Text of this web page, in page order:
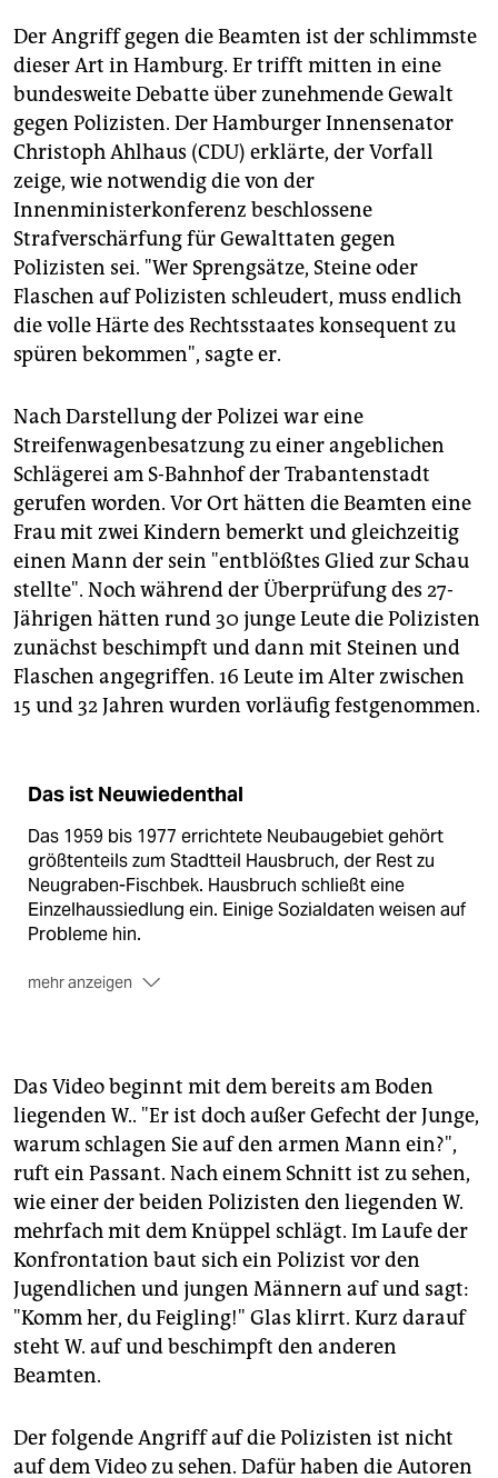
Der Angriff gegen die Beamten ist der schlimmste
dieser Art in Hamburg. Er trifft mitten in eine
bundesweite Debatte über zunehmende Gewalt
gegen Polizisten. Der Hamburger Innensenator
Christoph Ahlhaus (CDU) erklärte, der Vorfall
zeige, wie notwendig die von der
Innenministerkonferenz beschlossene
Strafverschärfung für Gewalttaten gegen
Polizisten sei. "Wer Sprengsätze, Steine oder
Flaschen auf Polizisten schleudert, muss endlich
die volle Härte des Rechtsstaates konsequent zu
spüren bekommen", sagte er.
Nach Darstellung der Polizei war eine
Streifenwagenbesatzung zu einer angeblichen
Schlägerei am S-Bahnhof der Trabantenstadt
gerufen worden. Vor Ort hätten die Beamten eine
Frau mit zwei Kindern bemerkt und gleichzeitig
einen Mann der sein "entblößtes Glied zur Schau
stellte". Noch während der Überprüfung des 27-
Jährigen hätten rund 30 junge Leute die Polizisten
zunächst beschimpft und dann mit Steinen und
Flaschen angegriffen. 16 Leute im Alter zwischen
15 und 32 Jahren wurden vorläufig festgenommen.
Das ist Neuwiedenthal
Das 1959 bis 1977 errichtete Neubaugebiet gehört
größtenteils zum Stadtteil Hausbruch, der Rest zu
Neugraben-Fischbek. Hausbruch schließt eine
Einzelhaussiedlung ein. Einige Sozialdaten weisen auf
Probleme hin.
mehr anzeigen
An der Bürgerschaftswahl2008 nahmen 51 Prozent
der Wahlberechtigten teil. Hamburgweit waren es
63,5 Prozent.
Der Ausländeranteilliegt mit 13,3 Prozent unter dem
Durchschnitt von 14,1 Prozent und
einen richtigen Jobhaben 49,2 Prozent gegenüber
50,3 Prozent der Erwerbsfähigen stadtweit.
Das Video beginnt mit dem bereits am Boden
liegenden W.. "Er ist doch außer Gefecht der Junge,
warum schlagen Sie auf den armen Mann ein?",
ruft ein Passant. Nach einem Schnitt ist zu sehen,
wie einer der beiden Polizisten den liegenden W.
mehrfach mit dem Knüppel schlägt. Im Laufe der
Konfrontation baut sich ein Polizist vor den
Jugendlichen und jungen Männern auf und sagt:
"Komm her, du Feigling!" Glas klirrt. Kurz darauf
steht W. auf und beschimpft den anderen
Beamten.
Der folgende Angriff auf die Polizisten ist nicht
auf dem Video zu sehen. Dafür haben die Autoren